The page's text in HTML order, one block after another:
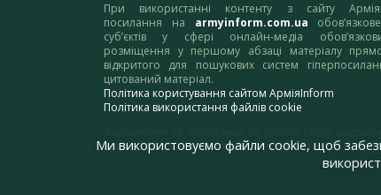
При використанні контенту з сайту
посилання на armyinform.com.ua
суб’єктів у сфері онлайн-медіа
розміщення у першому абзаці матеріалу
відкритого для пошукових систем
цитований матеріал.
Політика користування сайтом АрміяInform
Політика використання файлів cookie
адресу:webmaster@armyinform.com.ua
Ми використовуємо файли cookie, щоб